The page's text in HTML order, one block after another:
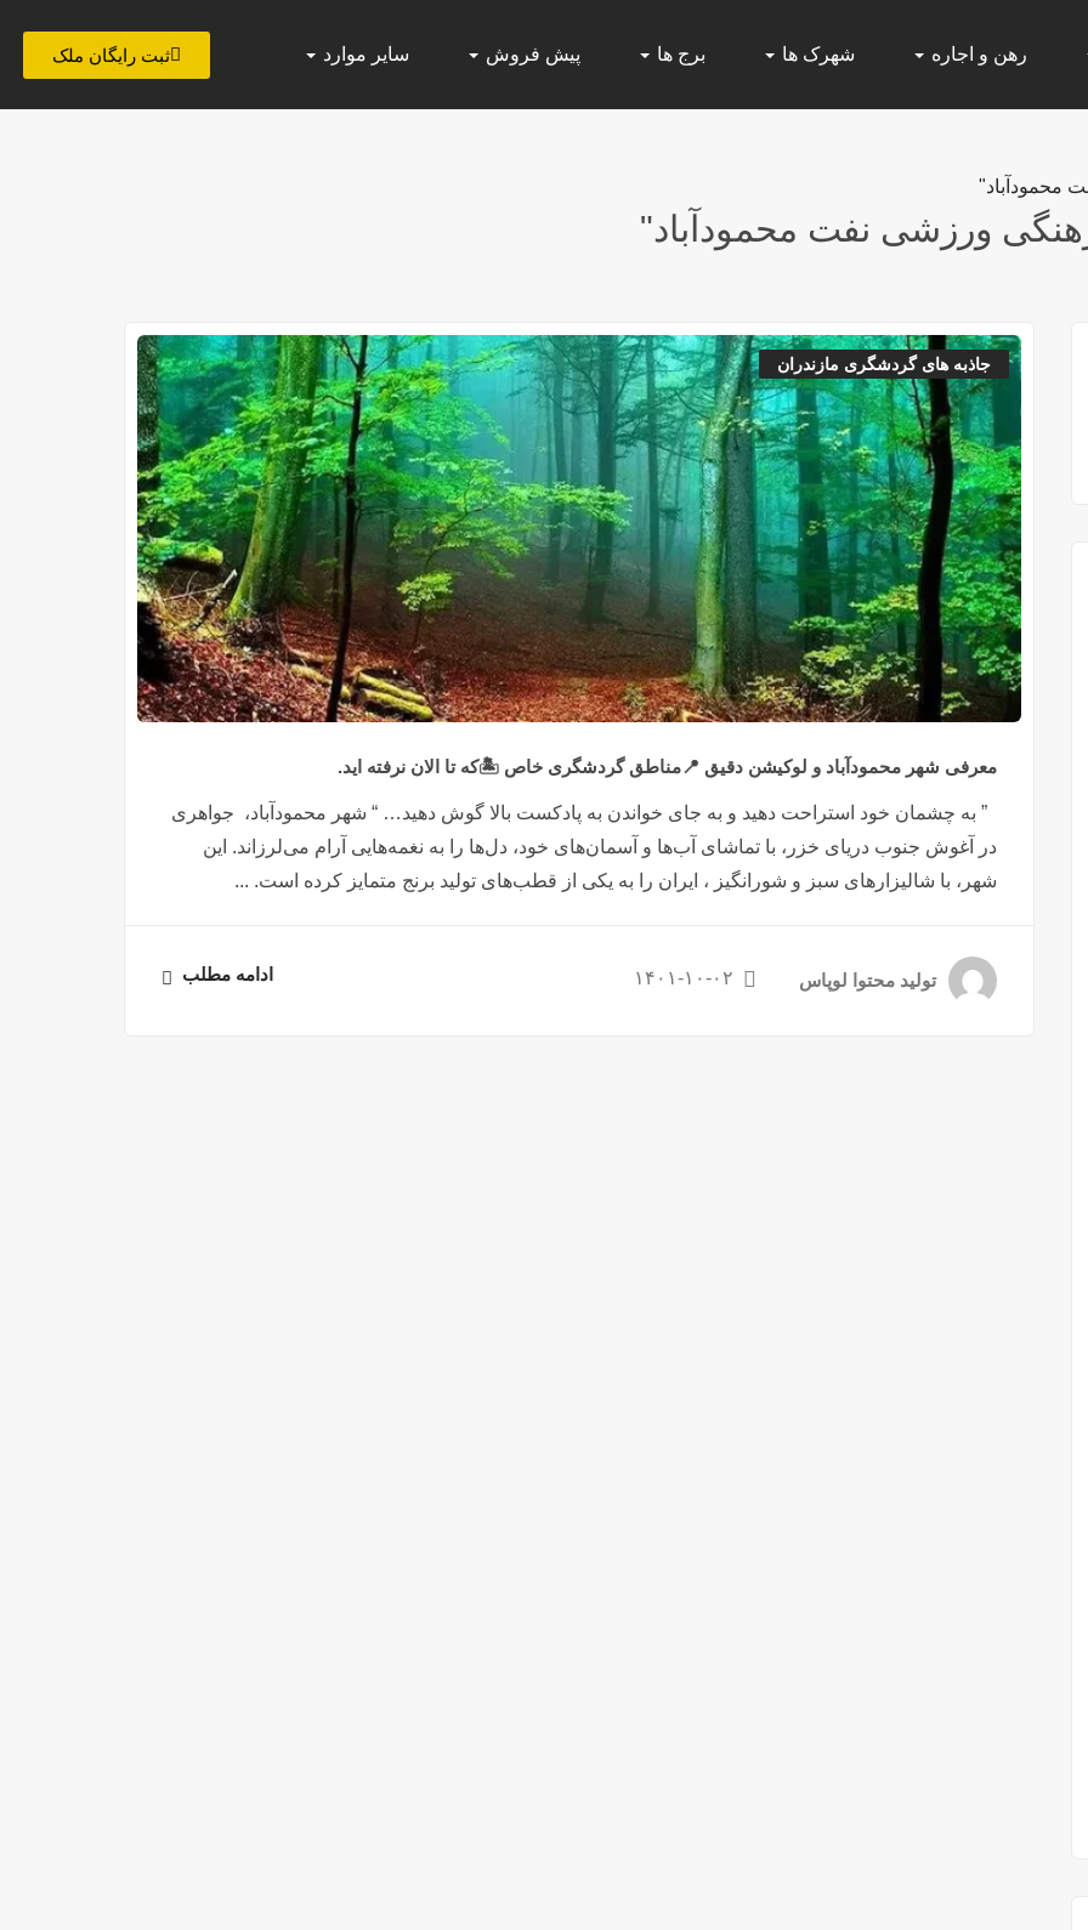
رهن و اجاره شهرک ها برج ها پیش فروش سایر موارد ثبت رایگان ملک
محمودآباد"
ورزشی نفت محمودآباد"
جاذبه های گردشگری مازندران
معرفی شهر محمودآباد و لوکیشن دقیق 📍مناطق گردشگری خاص 🏝️که تا الان نرفته اید.
” به چشمان خود استراحت دهید و به جای خواندن به پادکست بالا گوش دهید… “ شهر محمودآباد، جواهری
در آغوش جنوب دریای خزر، با تماشای آب‌ها و آسمان‌های خود، دل‌ها را به نغمه‌هایی آرام می‌لرزاند. این
شهر، با شالیزارهای سبز و شورانگیز ، ایران را به یکی از قطب‌های تولید برنج متمایز کرده است. ...
تولید محتوا لوپاس ۱۴۰۱-۱۰-۰۲ ادامه مطلب